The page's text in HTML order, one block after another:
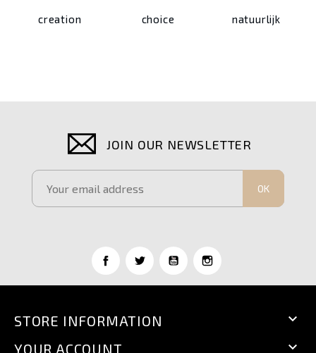
creation choice natuurlijk
JOIN OUR NEWSLETTER
OK
STORE INFORMATION

YOUR ACCOUNT
